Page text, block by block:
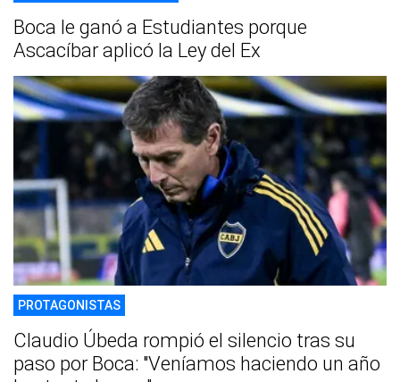
Boca le ganó a Estudiantes porque
Ascacíbar aplicó la Ley del Ex
PROTAGONISTAS
Claudio Úbeda rompió el silencio tras su
paso por Boca: "Veníamos haciendo un año